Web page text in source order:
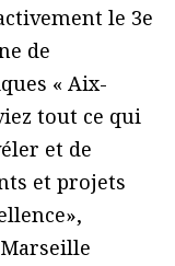
le 3e
de
« Aix-
tout ce qui
et de
et projets